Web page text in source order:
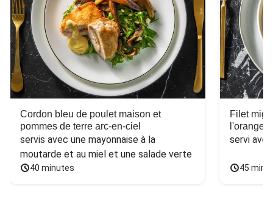
Cordon bleu de poulet maison et
pommes de terre arc-en-ciel
servis avec une mayonnaise à la
moutarde et au miel et une salade verte
40 minutes
Filet
l'orange
servi
45